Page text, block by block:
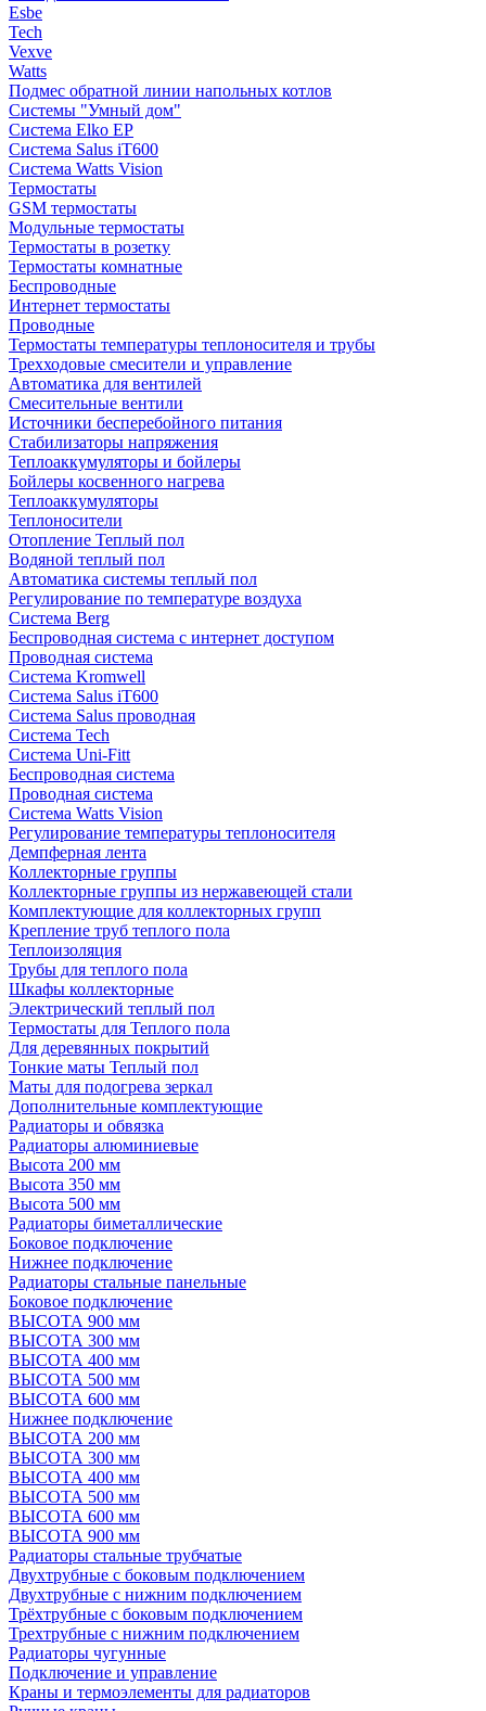
Esbe
Tech
Vexve
Watts
Подмес обратной линии напольных котлов
Системы "Умный дом"
Система Elko EP
Система Salus iT600
Система Watts Vision
Термостаты
GSM термостаты
Модульные термостаты
Термостаты в розетку
Термостаты комнатные
Беспроводные
Интернет термостаты
Проводные
Термостаты температуры теплоносителя и трубы
Трехходовые смесители и управление
Автоматика для вентилей
Смесительные вентили
Источники бесперебойного питания
Стабилизаторы напряжения
Теплоаккумуляторы и бойлеры
Бойлеры косвенного нагрева
Теплоаккумуляторы
Теплоносители
Отопление Теплый пол
Водяной теплый пол
Автоматика системы теплый пол
Регулирование по температуре воздуха
Система Berg
Беспроводная система с интернет доступом
Проводная система
Система Kromwell
Система Salus iT600
Система Salus проводная
Система Tech
Система Uni-Fitt
Беспроводная система
Проводная система
Система Watts Vision
Регулирование температуры теплоносителя
Демпферная лента
Коллекторные группы
Коллекторные группы из нержавеющей стали
Комплектующие для коллекторных групп
Крепление труб теплого пола
Теплоизоляция
Трубы для теплого пола
Шкафы коллекторные
Электрический теплый пол
Термостаты для Теплого пола
Для деревянных покрытий
Тонкие маты Теплый пол
Маты для подогрева зеркал
Дополнительные комплектующие
Радиаторы и обвязка
Радиаторы алюминиевые
Высота 200 мм
Высота 350 мм
Высота 500 мм
Радиаторы биметаллические
Боковое подключение
Нижнее подключение
Радиаторы стальные панельные
Боковое подключение
ВЫСОТА 900 мм
ВЫСОТА 300 мм
ВЫСОТА 400 мм
ВЫСОТА 500 мм
ВЫСОТА 600 мм
Нижнее подключение
ВЫСОТА 200 мм
ВЫСОТА 300 мм
ВЫСОТА 400 мм
ВЫСОТА 500 мм
ВЫСОТА 600 мм
ВЫСОТА 900 мм
Радиаторы стальные трубчатые
Двухтрубные с боковым подключением
Двухтрубные с нижним подключением
Трёхтрубные с боковым подключением
Трехтрубные с нижним подключением
Радиаторы чугунные
Подключение и управление
Краны и термоэлементы для радиаторов